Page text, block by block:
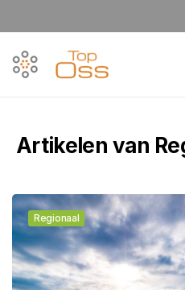
Artikelen van
Regionaal